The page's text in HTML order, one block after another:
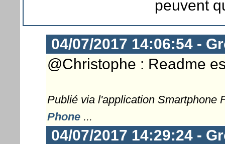
peuvent
04/07/2017 14:06:54 -
@Christophe : Readme
Publié via l'application Smartphone
Phone...
04/07/2017 14:29:24 -